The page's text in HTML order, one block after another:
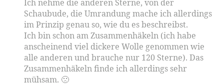
Ich nehme die anderen Sterne, von der
Schaubude, die Umrandung mache ich allerdings
im Prinzip genau so, wie du es beschreibst.
Ich bin schon am Zusammenhäkeln (ich habe
anscheinend viel dickere Wolle genommen wie
alle anderen und brauche nur 120 Sterne). Das
Zusammenhäkeln finde ich allerdings sehr
mühsam. 🙁